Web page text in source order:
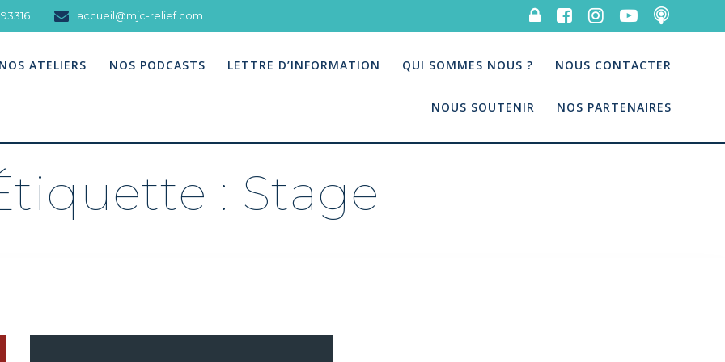
accueil@mjc-relief.com
NOS ATELIERS NOS PODCASTS LETTRE D’INFORMATION QUI SOMMES NOUS ? NOUS CONTACTER
NOUS SOUTENIR NOS PARTENAIRES
: Stage